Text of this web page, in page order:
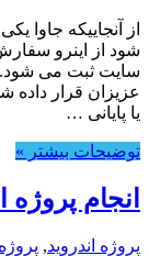
از آنجاییکه جاوا
شود از اینرو
سایت ثبت می شود.
عزیزان قرار داده
یا پایانی …
توضیحات بیشتر »
انجام
پروژه اندروید,